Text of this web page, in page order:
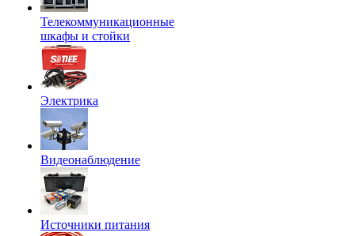
Телекоммуникационные
шкафы и стойки
Электрика
Видеонаблюдение
Источники питания